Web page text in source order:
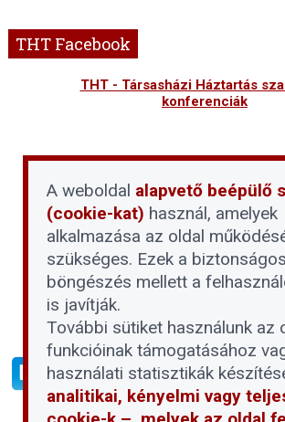
THT Facebook
THT - Társasházi Háztartás
konferenciák
A weboldal alapvető beépülő
(cookie-kat) használ, amelyek
alkalmazása az oldal
szükséges. Ezek a biztonságos
böngészés mellett a
is javítják.
További sütiket használunk az
funkcióinak támogatásához
használati statisztikák
analitikai, kényelmi vagy